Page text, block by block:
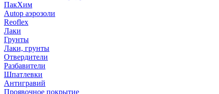
ПакХим
Autop аэрозоли
Reoflex
Лаки
Грунты
Лаки, грунты
Отвердители
Разбавители
Шпатлевки
Антигравий
Проявочное покрытие